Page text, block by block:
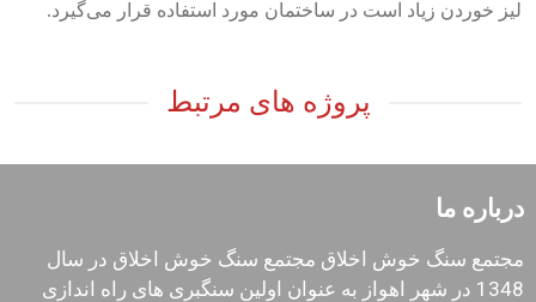
لیز خوردن زیاد است در ساختمان مورد استفاده قرار می‌گیرد.
پروژه های مرتبط
درباره ما
مجتمع سنگ خوش اخلاق مجتمع سنگ خوش اخلاق در سال
1348 در شهر اهواز به عنوان اولین سنگبری های راه اندازی